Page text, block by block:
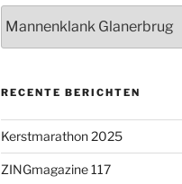
RECENTE BERICHTEN
Kerstmarathon 2025
ZINGmagazine 117